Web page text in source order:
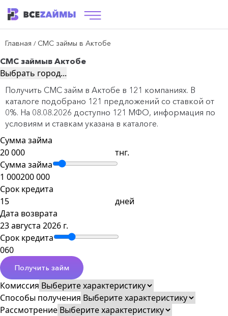
Главная / СМС займы в Актобе
СМС займыв Актобе
Выбрать город...
Получить СМС займ в Актобе в 121 компаниях. В
каталоге подобрано 121 предложений со ставкой от
0%. На 08.08.2026 доступно 121 МФО, информация по
условиям и ставкам указана в каталоге.
Сумма займа
тнг.
Сумма займа
1 000200 000
Срок кредита
дней
Дата возврата
23 августа 2026 г.
Срок кредита
060
Получить займ
Комиссия
Способы получения
Рассмотрение